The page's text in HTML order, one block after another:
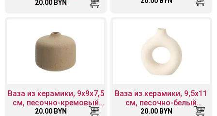
20.00 BYN
Ваза из керамики, 9х9х7,5
см, песочно-кремовый
матовый
20.00 BYN
Ваза из керамики, 9,5х11
см, песочно-белый
матовый
20.00 BYN